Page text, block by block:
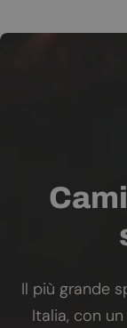
Il più grande
Italia, con